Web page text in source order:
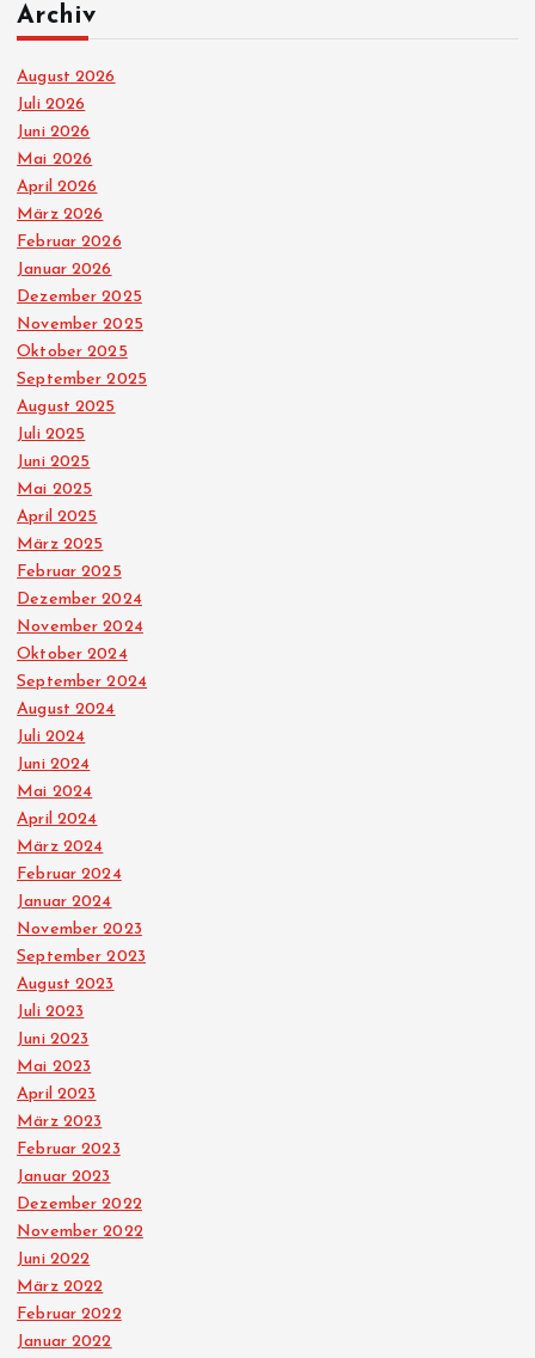
Archiv
August 2026
Juli 2026
Juni 2026
Mai 2026
April 2026
März 2026
Februar 2026
Januar 2026
Dezember 2025
November 2025
Oktober 2025
September 2025
August 2025
Juli 2025
Juni 2025
Mai 2025
April 2025
März 2025
Februar 2025
Dezember 2024
November 2024
Oktober 2024
September 2024
August 2024
Juli 2024
Juni 2024
Mai 2024
April 2024
März 2024
Februar 2024
Januar 2024
November 2023
September 2023
August 2023
Juli 2023
Juni 2023
Mai 2023
April 2023
März 2023
Februar 2023
Januar 2023
Dezember 2022
November 2022
Juni 2022
März 2022
Februar 2022
Januar 2022